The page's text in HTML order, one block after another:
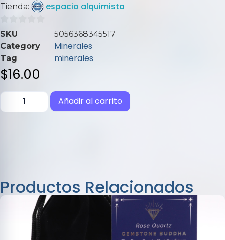
Tienda: espacio alquimista
0
de
5
SKU
5056368345517
Category
Minerales
Tag minerales
$16.00
Añadir al carrito
Productos Relacionados